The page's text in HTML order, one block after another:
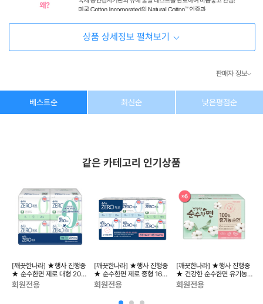
상품 상세정보 펼쳐보기
판매자 정보
상호/대표자 (주) 동이커머스
소재지 경기도 고양시 덕양구 꽃마을로64, 1235호
베스트순 최신순 낮은평점순
같은 카테고리 인기상품
[깨끗한나라] ★행사 진행중
★ 순수한면 제로 대형 20매
x 4팩
회원전용
[깨끗한나라] ★행사 진행중
★ 순수한면 제로 중형 16매
x 4팩 + 대형 14매 x 2팩
회원전용
[깨끗한나라] ★행사 진행중
★ 건강한 순수한면 유기농
순면 소형 18매 x 6팩
회원전용